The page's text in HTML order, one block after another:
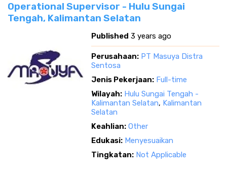
Operational Supervisor - Hulu Sungai
Tengah, Kalimantan Selatan
Published 3 years ago
Perusahaan: PT Masuya Distra
Sentosa
Jenis Pekerjaan: Full-time
Wilayah: Hulu Sungai Tengah -
Kalimantan Selatan, Kalimantan
Selatan
Keahlian: Other
Edukasi: Menyesuaikan
Tingkatan: Not Applicable